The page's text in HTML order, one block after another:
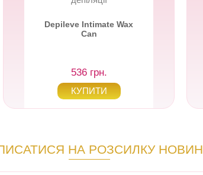
Depileve Intimate Wax
Can
536 грн.
НА РОЗСИЛКУ НОВИН